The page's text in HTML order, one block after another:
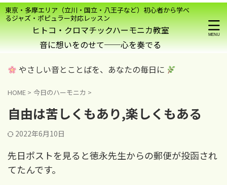
東京・多摩エリア（立川・国立・八王子など）初心者から学べ
るジャズ・ポピュラー対応レッスン
ヒトコ・クロマチックハーモニカ教室
やさしい音とことばを、あなたの毎日に
HOME > 今日のハーモニカ >
自由は苦しくもあり,楽しくもある
2022年6月10日
先日ポストを見ると徳永先生からの郵便が投函され
てたんです。